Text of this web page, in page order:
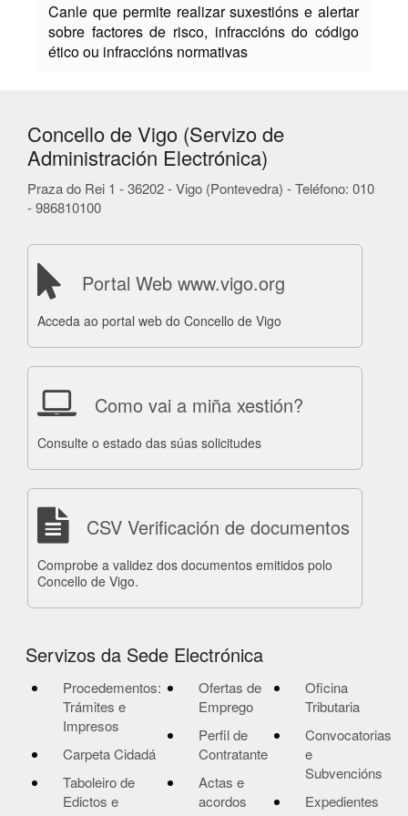
Canle que permite realizar suxestións e alertar
sobre factores de risco, infraccións do código
ético ou infraccións normativas
Concello de Vigo (Servizo de
Administración Electrónica)
Praza do Rei 1 - 36202 - Vigo (Pontevedra) - Teléfono: 010
- 986810100
Portal Web www.vigo.org
Acceda ao portal web do Concello de Vigo
Como vai a miña xestión?
Consulte o estado das súas solicitudes
CSV Verificación de documentos
Comprobe a validez dos documentos emitidos polo
Concello de Vigo.
Servizos da Sede Electrónica
Procedementos:
Trámites e
Impresos
Carpeta Cidadá
Taboleiro de
Edictos e
Ofertas de
Emprego
Perfil de
Contratante
Actas e
acordos
Oficina
Tributaria
Convocatorias
e
Subvencións
Expedientes